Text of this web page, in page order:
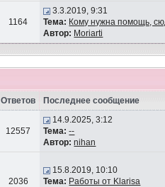
1164
3.3.2019, 9:31
Тема: Кому нужна помощь,
Автор: Moriarti
Ответов Последнее сообщение
12557
14.9.2025, 3:12
Тема: --
Автор: nihan
2036
15.8.2019, 10:10
Тема: Работы от Klarisa